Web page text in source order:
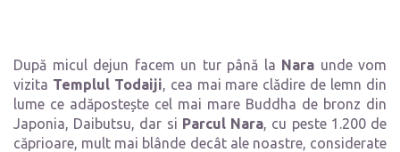
După micul dejun facem un tur până la Nara unde vom
vizita Templul Todaiji, cea mai mare clădire de lemn din
lume ce adăpostește cel mai mare Buddha de bronz din
Japonia, Daibutsu, dar si Parcul Nara, cu peste 1.200 de
căprioare, mult mai blânde decât ale noastre, considerate